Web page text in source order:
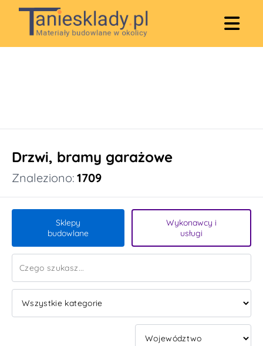
Drzwi, bramy garażowe
Znaleziono: 1709
Sklepy
budowlane
Wykonawcy i
usługi